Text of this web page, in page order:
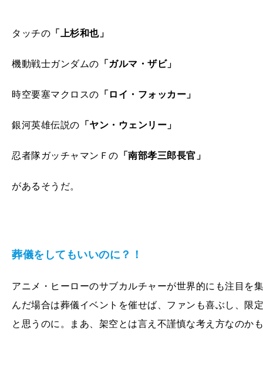
タッチの 「上杉和也」
機動戦士ガンダムの 「ガルマ・ザビ」
時空要塞マクロスの 「ロイ・フォッカー」
銀河英雄伝説の 「ヤン・ウェンリー」
忍者隊ガッチャマンＦの 「南部孝三郎長官」
があるそうだ。
葬儀をしてもいいのに？！
アニメ・ヒーローのサブカルチャーが世界的にも注目を
んだ場合は葬儀イベントを催せば、ファンも喜ぶし、限
と思うのに。まあ、架空とは言え不謹慎な考え方なのか